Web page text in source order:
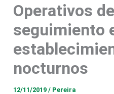
Operativos
seguimiento
nocturnos
12/11/2019/ Pereira